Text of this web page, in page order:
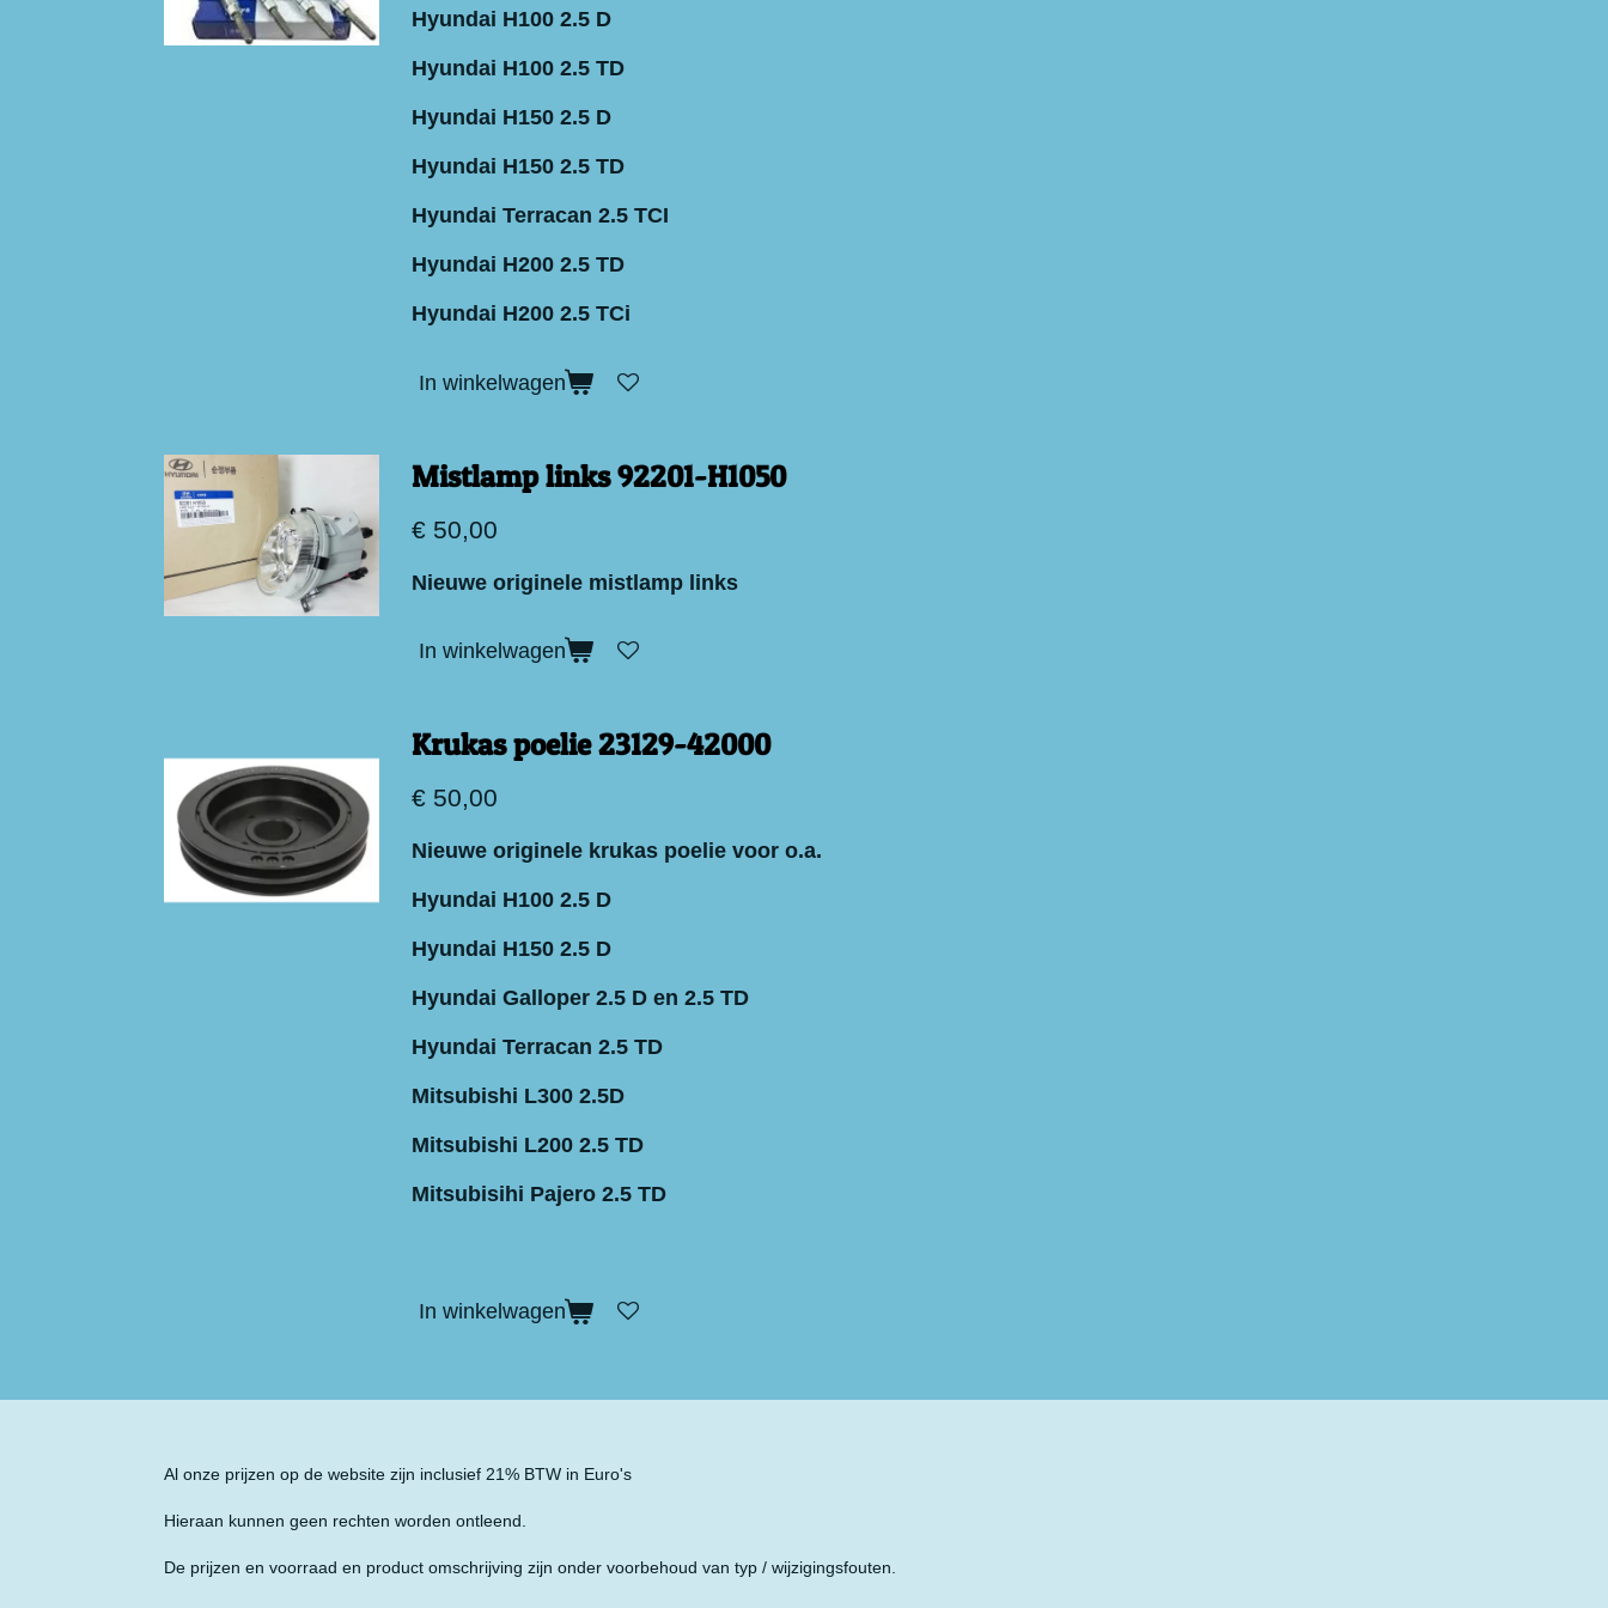
Hyundai H100 2.5 D
Hyundai H100 2.5 TD
Hyundai H150 2.5 D
Hyundai H150 2.5 TD
Hyundai Terracan 2.5 TCI
Hyundai H200 2.5 TD
Hyundai H200 2.5 TCi
In winkelwagen
Mistlamp links 92201-H1050
€ 50,00
Nieuwe originele mistlamp links
In winkelwagen
Krukas poelie 23129-42000
€ 50,00
Nieuwe originele krukas poelie voor o.a.
Hyundai H100 2.5 D
Hyundai H150 2.5 D
Hyundai Galloper 2.5 D en 2.5 TD
Hyundai Terracan 2.5 TD
Mitsubishi L300 2.5D
Mitsubishi L200 2.5 TD
Mitsubisihi Pajero 2.5 TD
In winkelwagen
Al onze prijzen op de website zijn inclusief 21% BTW in Euro's
Hieraan kunnen geen rechten worden ontleend.
De prijzen en voorraad en product omschrijving zijn onder voorbehoud van typ / wijzigingsfouten.